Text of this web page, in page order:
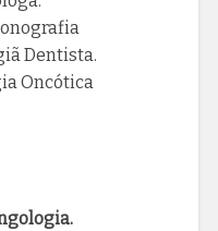
Dentista.
Oncótica